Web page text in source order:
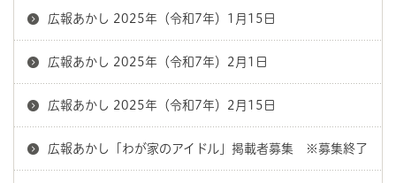
広報あかし 2025年（令和7年）1月15日
広報あかし 2025年（令和7年）2月1日
広報あかし 2025年（令和7年）2月15日
広報あかし「わが家のアイドル」掲載者募集 ※募集終了